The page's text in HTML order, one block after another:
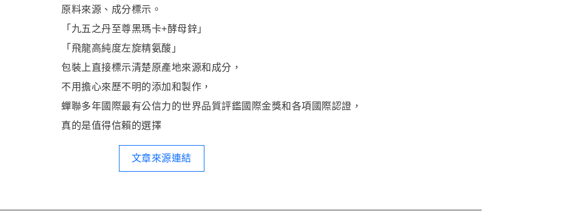
原料來源、成分標示。
「九五之丹至尊黑瑪卡+酵母鋅」
「飛龍高純度左旋精氨酸」
包裝上直接標示清楚原產地來源和成分，
不用擔心來歷不明的添加和製作，
蟬聯多年國際最有公信力的世界品質評鑑國際金獎和各項國際認證，
真的是值得信賴的選擇
文章來源連結